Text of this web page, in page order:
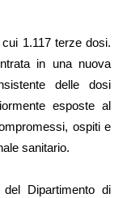
1.117 terze dosi.
in una nuova
delle dosi
esposte al
ospiti e
sanitario.
Dipartimento di